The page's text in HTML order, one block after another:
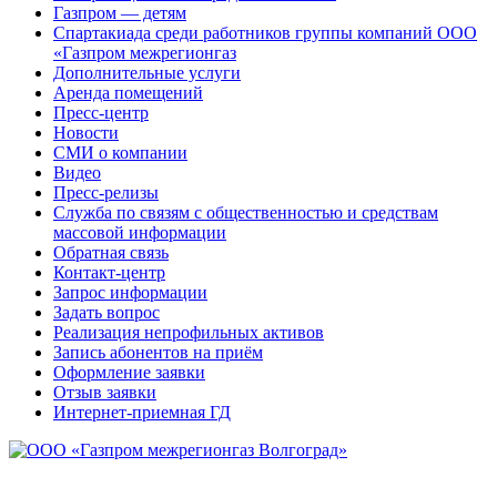
Газпром — детям
Спартакиада среди работников группы компаний ООО
«Газпром межрегионгаз
Дополнительные услуги
Аренда помещений
Пресс-центр
Новости
СМИ о компании
Видео
Пресс-релизы
Служба по связям с общественностью и средствам
массовой информации
Обратная связь
Контакт-центр
Запрос информации
Задать вопрос
Реализация непрофильных активов
Запись абонентов на приём
Оформление заявки
Отзыв заявки
Интернет-приемная ГД